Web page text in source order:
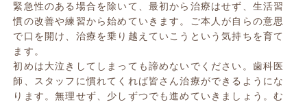
緊急性のある場合を除いて、最初から治療はせず、生活習
慣の改善や練習から始めていきます。ご本人が自らの意思
で口を開け、治療を乗り越えていこうという気持ちを育て
ます。
初めは大泣きしてしまっても諦めないでください。歯科医
師、スタッフに慣れてくれば皆さん治療ができるようにな
ります。無理せず、少しずつでも進めていきましょう。む